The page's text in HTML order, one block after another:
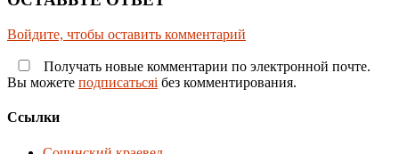
Войдите, чтобы оставить комментарий
Получать новые комментарии по электронной почте.
Вы можете подписатьсяi без комментирования.
Ссылки